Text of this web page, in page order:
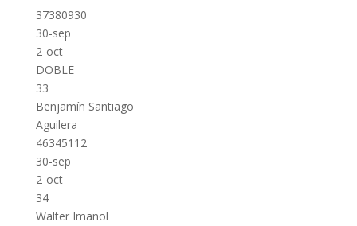
37380930
30-sep
2-oct
DOBLE
33
Benjamín Santiago
Aguilera
46345112
30-sep
2-oct
34
Walter Imanol